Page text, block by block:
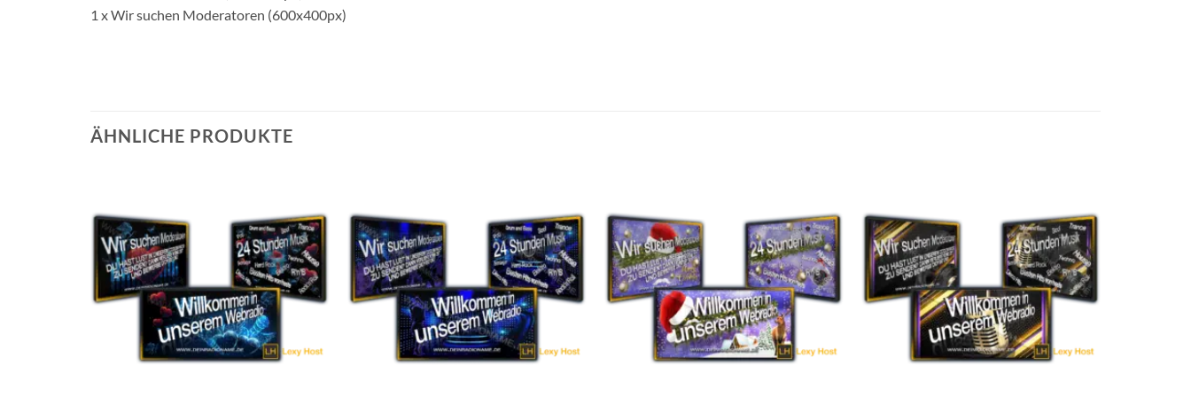
1 x Wir suchen Moderatoren (600x400px)
ÄHNLICHE PRODUKTE
Auf die
Wunschliste
setzen
Auf die
Wunschliste
setzen
Auf die
Wunschliste
setzen
Auf die
Wunschliste
setzen